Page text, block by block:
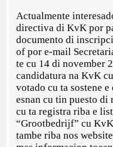
Actualmente
directiva di KvK por
documento di
of por e-mail
te cu 14 di november
candidatura na KvK
votado cu ta sostene
esnan cu tin puesto di
cu ta registra riba e
“Grootbedrijf” cu
tambe riba nos